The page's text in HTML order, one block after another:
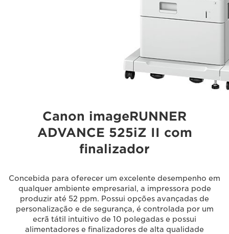
Canon imageRUNNER
ADVANCE 525iZ II com
finalizador
Concebida para oferecer um excelente desempenho em
qualquer ambiente empresarial, a impressora pode
produzir até 52 ppm. Possui opções avançadas de
personalização e de segurança, é controlada por um
ecrã tátil intuitivo de 10 polegadas e possui
alimentadores e finalizadores de alta qualidade